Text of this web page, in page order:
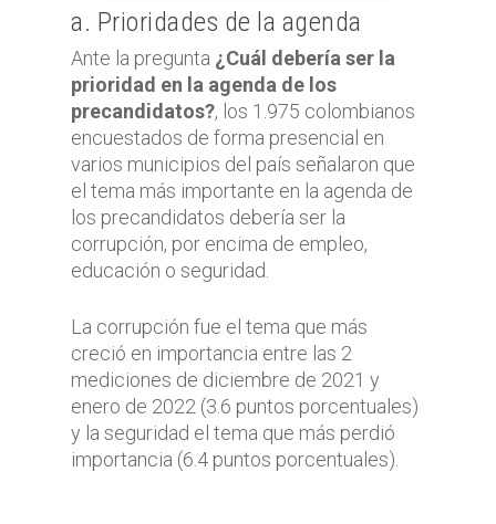
a. Prioridades de la agenda
Ante la pregunta ¿Cuál debería ser la
prioridad en la agenda de los
precandidatos?, los 1.975 colombianos
encuestados de forma presencial en
varios municipios del país señalaron que
el tema más importante en la agenda de
los precandidatos debería ser la
corrupción, por encima de empleo,
educación o seguridad.
La corrupción fue el tema que más
creció en importancia entre las 2
mediciones de diciembre de 2021 y
enero de 2022 (3.6 puntos porcentuales)
y la seguridad el tema que más perdió
importancia (6.4 puntos porcentuales).